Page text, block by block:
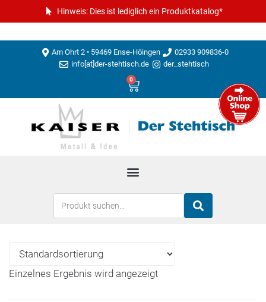
Hinweis: Dies ist lediglich ein Produktkatalog*
Am Ohrt 2 • 59469 Ense-Höingen
02933 909836-0
info[at]der-stehtisch.de
der_stehtisch
0
Einzelnes Ergebnis wird angezeigt